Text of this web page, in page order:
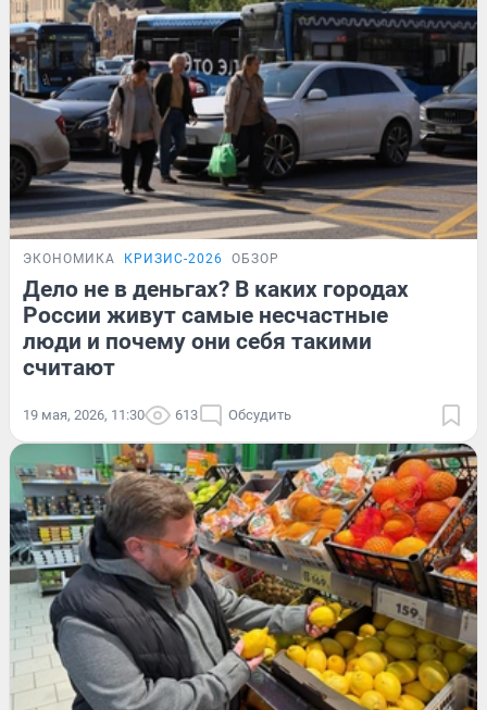
ЭКОНОМИКА КРИЗИС-2026 ОБЗОР
Дело не в деньгах? В каких городах
России живут самые несчастные
люди и почему они себя такими
считают
19 мая, 2026, 11:30 613 Обсудить